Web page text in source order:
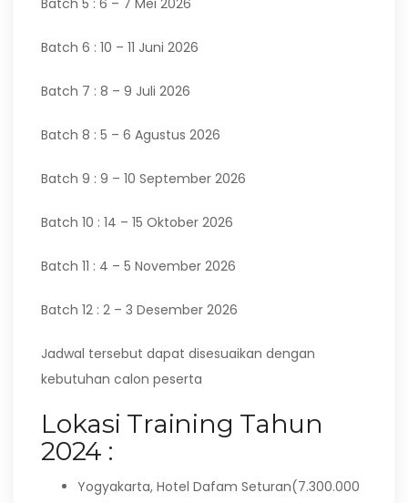
Batch 5 : 6 – 7 Mei 2026
Batch 6 : 10 – 11 Juni 2026
Batch 7 : 8 – 9 Juli 2026
Batch 8 : 5 – 6 Agustus 2026
Batch 9 : 9 – 10 September 2026
Batch 10 : 14 – 15 Oktober 2026
Batch 11 : 4 – 5 November 2026
Batch 12 : 2 – 3 Desember 2026
Jadwal tersebut dapat disesuaikan dengan
kebutuhan calon peserta
Lokasi Training Tahun
2024 :
Yogyakarta, Hotel Dafam Seturan(7.300.000